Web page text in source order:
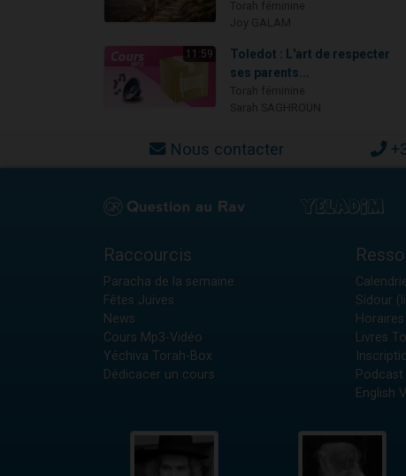
11:59
Toledot : L'art de respecter
ses parents...
Nous contacter
Raccourcis
Paracha de la semaine
Fêtes Juives
News
Cours Mp3-Vidéo
Yéchiva Torah-Box
Dédicacer un cours
Sidour
Livres
English